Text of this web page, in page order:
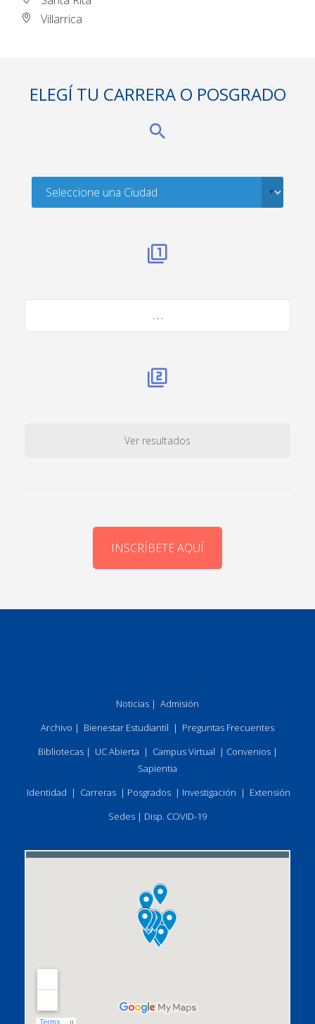
Villarrica
ELEGÍ TU CARRERA O POSGRADO
. . .
Ver resultados
INSCRÍBETE AQUÍ
Noticias | Admisión
Archivo | Bienestar Estudiantil | Preguntas Frecuentes
Bibliotecas| UC Abierta | Campus Virtual | Convenios|
Sapientia
Identidad | Carreras | Posgrados | Investigación | Extensión
Sedes | Disp. COVID-19